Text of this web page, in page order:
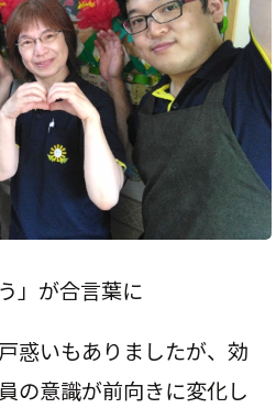
」が合言葉に
惑いもありましたが、効
の意識が前向きに変化し